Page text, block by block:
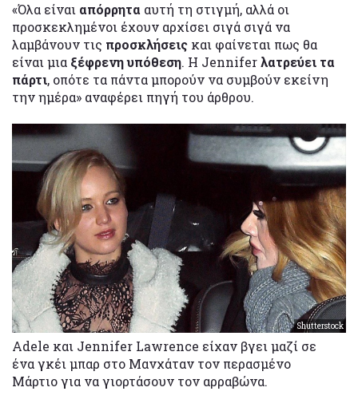
«Όλα είναι απόρρητα αυτή τη στιγμή, αλλά οι
προσκεκλημένοι έχουν αρχίσει σιγά σιγά να
λαμβάνουν τις προσκλήσεις και φαίνεται πως θα
είναι μια ξέφρενη υπόθεση. Η Jenniferλατρεύει τα
πάρτι, οπότε τα πάντα μπορούν να συμβούν εκείνη
την ημέρα» αναφέρει πηγή του άρθρου.
Shutterstock
Adele και Jennifer Lawrence είχαν βγει μαζί σε
ένα γκέι μπαρ στο Μανχάταν τον περασμένο
Μάρτιο για να γιορτάσουν τον αρραβώνα.